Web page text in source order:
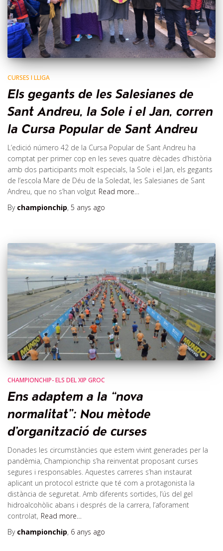
CURSES I LLIGA
Els gegants de les Salesianes de
Sant Andreu, la Sole i el Jan, corren
la Cursa Popular de Sant Andreu
L’edició número 42 de la Cursa Popular de Sant Andreu ha
comptat per primer cop en les seves quatre dècades d’història
amb dos participants molt especials, la Sole i el Jan, els gegants
de l’escola Mare de Déu de la Soledat, les Salesianes de Sant
Andreu, que no s’han volgut Read more…
By championchip, 5 anys ago
CHAMPIONCHIP- ELS DEL XIP GROC
Ens adaptem a la “nova
normalitat”: Nou mètode
d’organització de curses
Donades les circumstàncies que estem vivint generades per la
pandèmia, Championchip s’ha reinventat proposant curses
segures i responsables. Aquestes carreres s’han instaurat
aplicant un protocol estricte que té com a protagonista la
distància de seguretat. Amb diferents sortides, l’ús del gel
hidroalcohòlic abans i després de la carrera, l’aforament
controlat, Read more…
By championchip, 6 anys ago